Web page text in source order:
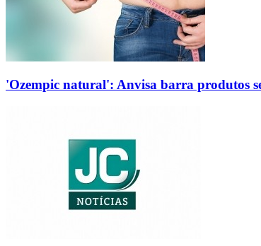
'Ozempic natural': Anvisa barra produtos